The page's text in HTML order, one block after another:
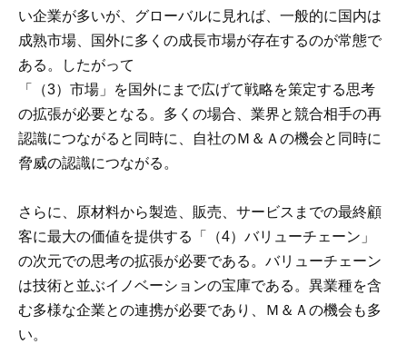
い企業が多いが、グローバルに見れば、一般的に国内は
成熟市場、国外に多くの成長市場が存在するのが常態で
ある。したがって
「（3）市場」を国外にまで広げて戦略を策定する思考
の拡張が必要となる。多くの場合、業界と競合相手の再
認識につながると同時に、自社のＭ＆Ａの機会と同時に
脅威の認識につながる。
さらに、原材料から製造、販売、サービスまでの最終顧
客に最大の価値を提供する「（4）バリューチェーン」
の次元での思考の拡張が必要である。バリューチェーン
は技術と並ぶイノベーションの宝庫である。異業種を含
む多様な企業との連携が必要であり、Ｍ＆Ａの機会も多
い。